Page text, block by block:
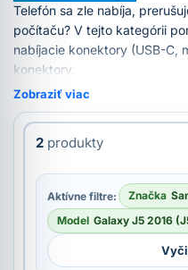
Telefón sa zle nabíja,
počítaču? V tejto kategórii
nabíjacie konektory (USB-C,
konektory.
Zobraziť viac
2 produkty
Aktívne filtre: Značka
Model Galaxy J5 2016